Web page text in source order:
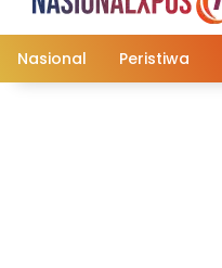
Nasional
Peristiwa